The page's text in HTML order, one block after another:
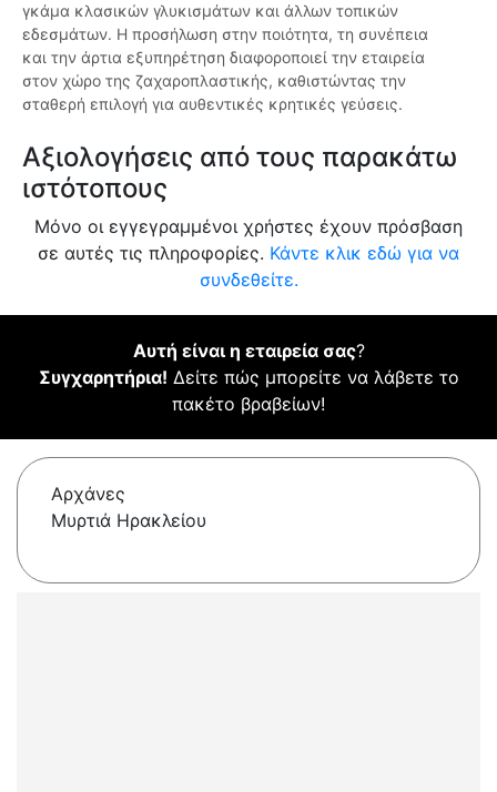
γκάμα κλασικών γλυκισμάτων και άλλων τοπικών
εδεσμάτων. Η προσήλωση στην ποιότητα, τη συνέπεια
και την άρτια εξυπηρέτηση διαφοροποιεί την εταιρεία
στον χώρο της ζαχαροπλαστικής, καθιστώντας την
σταθερή επιλογή για αυθεντικές κρητικές γεύσεις.
Αξιολογήσεις από τους παρακάτω
ιστότοπους
Μόνο οι εγγεγραμμένοι χρήστες έχουν πρόσβαση
σε αυτές τις πληροφορίες. Κάντε κλικ εδώ για να
συνδεθείτε.
Αυτή είναι η εταιρεία σας?
Συγχαρητήρια! Δείτε πώς μπορείτε να λάβετε το
πακέτο βραβείων!
Αρχάνες
Μυρτιά Ηρακλείου